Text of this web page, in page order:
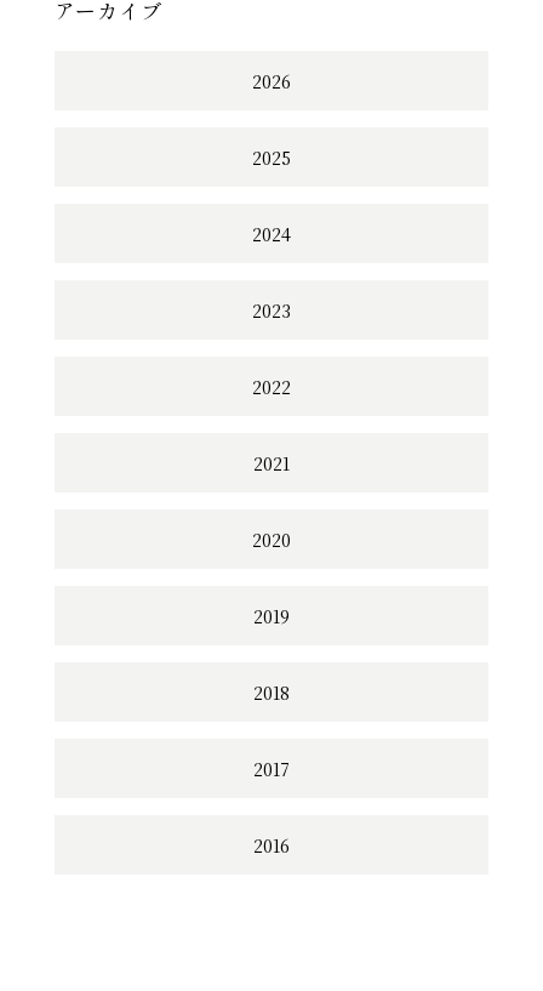
アーカイブ
2026
2025
2024
2023
2022
2021
2020
2019
2018
2017
2016